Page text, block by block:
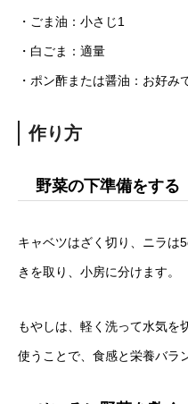
・ごま油：小さじ1
・白ごま：適量
・ポン酢または醤油：お好み
作り方
野菜の下準備をする
キャベツはざく切り、ニラは
きを取り、小房に分けます。
もやしは、軽く洗って水気を
使うことで、食感と栄養バラ